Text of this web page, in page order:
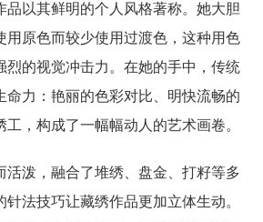
品以其鲜明的个人风格著称。她大胆
用原色而较少使用过渡色，这种用色
烈的视觉冲击力。在她的手中，传统
命力：艳丽的色彩对比、明快流畅的
，构成了一幅幅动人的艺术画卷。
活泼，融合了堆绣、盘金、打籽等多
法技巧让藏绣作品更加立体生动。